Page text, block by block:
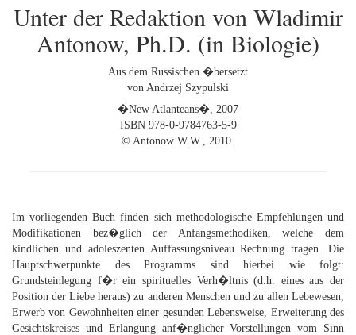
Unter der Redaktion von Wladimir
Antonow, Ph.D. (in Biologie)
Aus dem Russischen �bersetzt
von Andrzej Szypulski
�New Atlanteans�, 2007
ISBN 978-0-9784763-5-9
© Antonow W.W., 2010.
Im vorliegenden Buch finden sich methodologische Empfehlungen und
Modifikationen bez�glich der Anfangsmethodiken, welche dem
kindlichen und adoleszenten Auffassungsniveau Rechnung tragen. Die
Hauptschwerpunkte des Programms sind hierbei wie folgt:
Grundsteinlegung f�r ein spirituelles Verh�ltnis (d.h. eines aus der
Position der Liebe heraus) zu anderen Menschen und zu allen Lebewesen,
Erwerb von Gewohnheiten einer gesunden Lebensweise, Erweiterung des
Gesichtskreises und Erlangung anf�nglicher Vorstellungen vom Sinn